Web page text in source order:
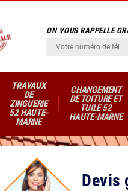
ON VOUS RAPPELLE
TRAVAUX
DE
ZINGUERIE
52 HAUTE-
MARNE
CHANGEMENT
DE TOITURE ET
TUILE 52
HAUTE-MARNE
Devis